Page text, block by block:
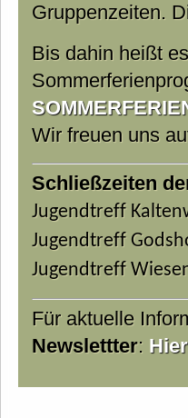
Gruppenzeiten.
Bis dahin heißt
Wir freuen uns
Schließzeiten
Jugendtreff
Jugendtreff
Jugendtreff
Für aktuelle
Newslettter: